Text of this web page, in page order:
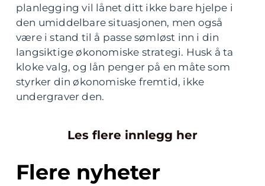
planlegging vil lånet ditt ikke bare hjelpe i
den umiddelbare situasjonen, men også
være i stand til å passe sømløst inn i din
langsiktige økonomiske strategi. Husk å ta
kloke valg, og lån penger på en måte som
styrker din økonomiske fremtid, ikke
undergraver den.
Les flere innlegg her
Flere nyheter